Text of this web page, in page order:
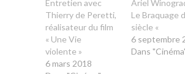
Entretien avec
Thierry de Peretti,
réalisateur du film
« Une Vie
violente »
6 mars 2018
Ariel
Le Braquage
siècle «
6 septembre
Dans